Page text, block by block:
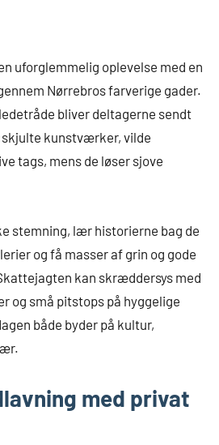
uforglemmelig oplevelse med en
Nørrebros farverige gader.
bliver deltagerne sendt
kunstværker, vilde
tags, mens de løser sjove
stemning, lær historierne bag de
og få masser af grin og gode
kan skræddersys med
og små pitstops på hyggelige
både byder på kultur,
med privat